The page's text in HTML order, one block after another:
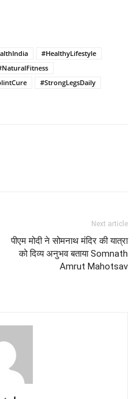
#HealthyLifestyle
#StrongLegsDaily
Next article
पीएम मोदी ने सोमनाथ मंदिर की यात्रा
को दिव्य अनुभव बताया Somnath
Amrut Mahotsav